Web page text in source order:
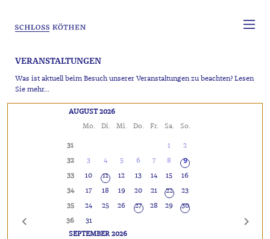
VERANSTALTUNGEN
Was ist aktuell beim Besuch unserer Veranstaltungen zu beachten? Lesen
Sie mehr...
AUGUST 2026
Mo.
Di. Mi. Do. Fr. Sa. So.
31 1
2
32
3 4 5 6 7 8
9
33
10 11 12 13 14 15
16
34
17 18 19 20 21 22
23
35
24 25 26 27 28 29
30
36
31
SEPTEMBER 2026